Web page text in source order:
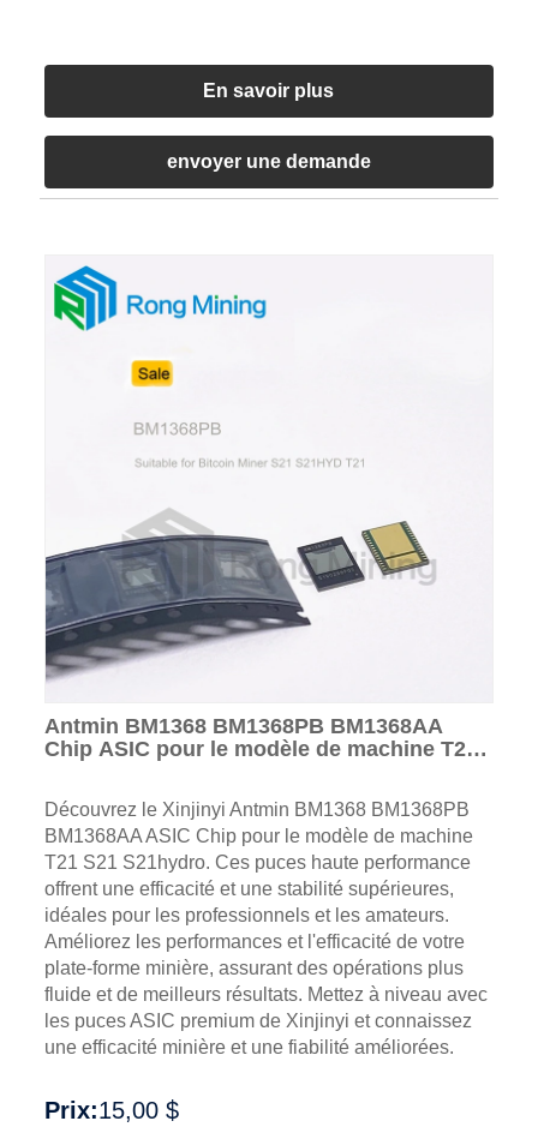
En savoir plus
envoyer une demande
Antmin BM1368 BM1368PB BM1368AA
Chip ASIC pour le modèle de machine T21
Découvrez le Xinjinyi Antmin BM1368 BM1368PB
BM1368AA ASIC Chip pour le modèle de machine
T21 S21 S21hydro. Ces puces haute performance
offrent une efficacité et une stabilité supérieures,
idéales pour les professionnels et les amateurs.
Améliorez les performances et l'efficacité de votre
plate-forme minière, assurant des opérations plus
fluide et de meilleurs résultats. Mettez à niveau avec
les puces ASIC premium de Xinjinyi et connaissez
une efficacité minière et une fiabilité améliorées.
Prix:15,00 $